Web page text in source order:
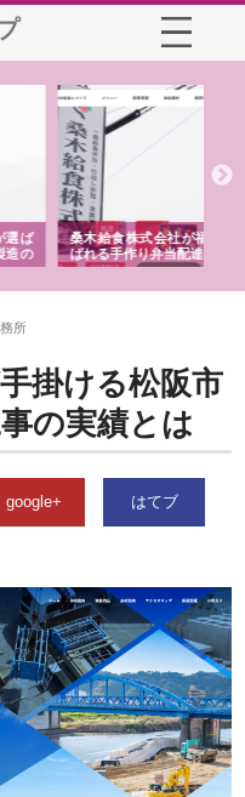
木給食株式会社が福山市で選
れる手作り弁当配達の理由
所
掛ける松阪市
の実績とは
google+ はてブ